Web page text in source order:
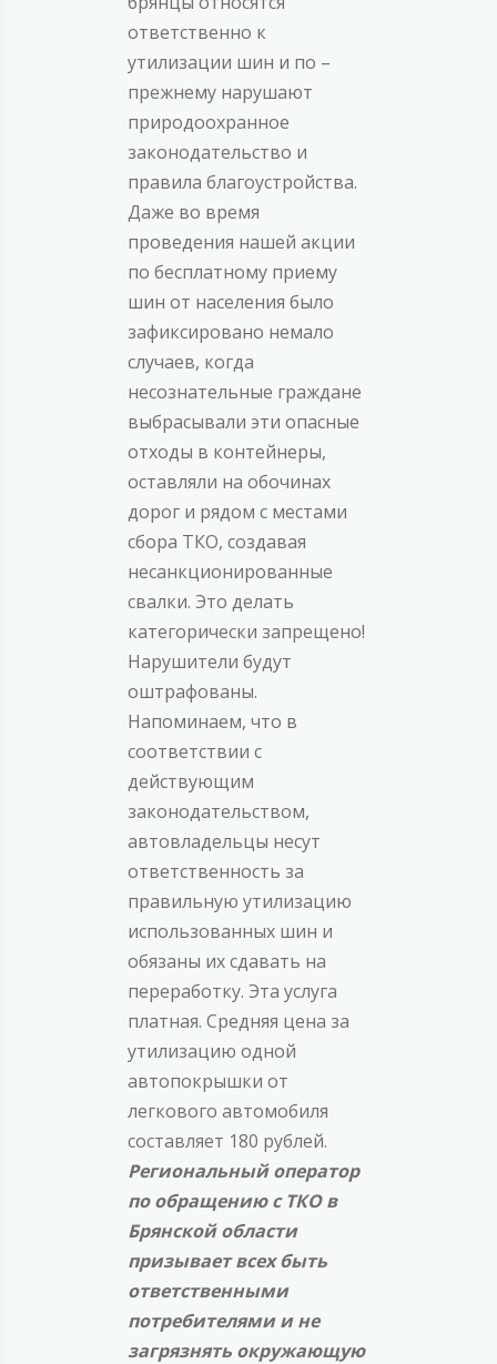
ответственно к
утилизации шин и по –
прежнему нарушают
природоохранное
законодательство и
правила благоустройства.
Даже во время
проведения нашей акции
по бесплатному приему
шин от населения было
зафиксировано немало
случаев, когда
несознательные граждане
выбрасывали эти опасные
отходы в контейнеры,
оставляли на обочинах
дорог и рядом с местами
сбора ТКО, создавая
несанкционированные
свалки. Это делать
категорически запрещено!
Нарушители будут
оштрафованы.
Напоминаем, что в
соответствии с
действующим
законодательством,
автовладельцы несут
ответственность за
правильную утилизацию
использованных шин и
обязаны их сдавать на
переработку. Эта услуга
платная. Средняя цена за
утилизацию одной
автопокрышки от
легкового автомобиля
составляет 180 рублей.
Региональный оператор
по обращению с ТКО в
Брянской области
призывает всех быть
ответственными
потребителями и не
загрязнять окружающую